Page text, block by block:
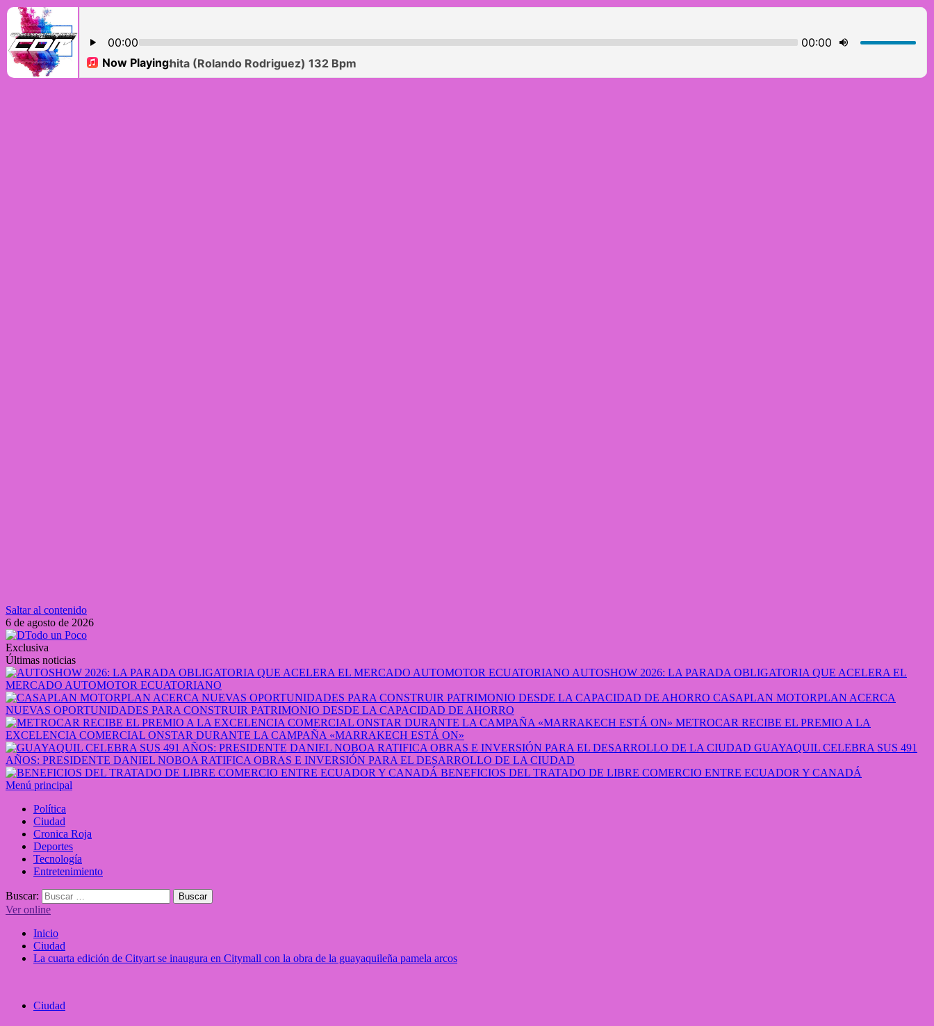
Saltar al contenido
6 de agosto de 2026
Exclusiva
Últimas noticias
AUTOSHOW 2026: LA PARADA OBLIGATORIA QUE ACELERA EL
MERCADO AUTOMOTOR ECUATORIANO
CASAPLAN MOTORPLAN ACERCA
NUEVAS OPORTUNIDADES PARA CONSTRUIR PATRIMONIO DESDE LA CAPACIDAD DE AHORRO
METROCAR RECIBE EL PREMIO A LA
EXCELENCIA COMERCIAL ONSTAR DURANTE LA CAMPAÑA «MARRAKECH ESTÁ ON»
GUAYAQUIL CELEBRA SUS 491
AÑOS: PRESIDENTE DANIEL NOBOA RATIFICA OBRAS E INVERSIÓN PARA EL DESARROLLO DE LA CIUDAD
BENEFICIOS DEL TRATADO DE LIBRE COMERCIO ENTRE ECUADOR Y CANADÁ
Menú principal
Política
Ciudad
Cronica Roja
Deportes
Tecnología
Entretenimiento
Buscar:
Ver online
Inicio
Ciudad
La cuarta edición de Cityart se inaugura en Citymall con la obra de la guayaquileña pamela arcos
Ciudad